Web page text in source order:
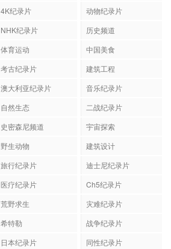
4K纪录片
动物纪录片
NHK纪录片
历史频道
体育运动
中国美食
考古纪录片
建筑工程
澳大利亚纪录片
音乐纪录片
自然生态
二战纪录片
史密森尼频道
宇宙探索
野生动物
建筑设计
旅行纪录片
迪士尼纪录片
医疗纪录片
Ch5纪录片
荒野求生
灾难纪录片
希特勒
战争纪录片
日本纪录片
同性纪录片